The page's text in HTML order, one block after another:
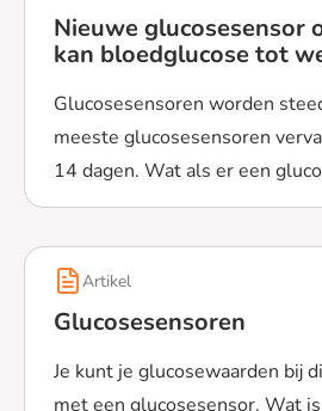
Nieuwe glucosesensor
kan bloedglucose tot
Glucosesensoren worden
meeste glucosesensoren
14 dagen. Wat als er een
het een jaar lang doet? Uit
onder de huid. Hoe werkt deze
Lees meer over Nieuwe
Artikel
Glucosesensoren
Je kunt je glucosewaarden bij
met een glucosesensor. Wat